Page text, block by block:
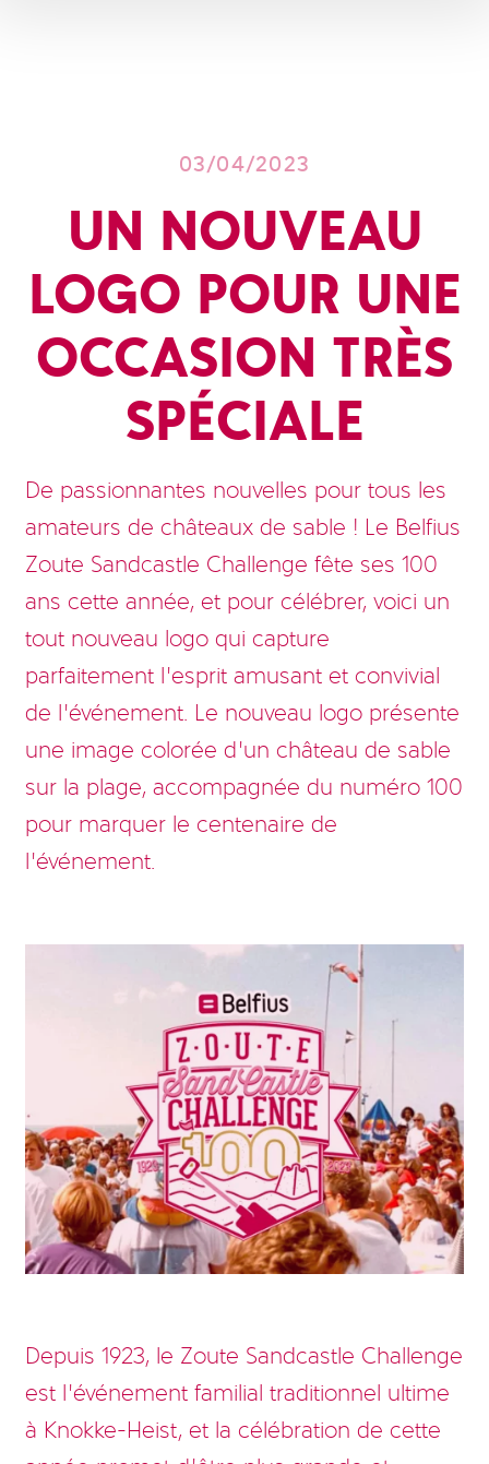
03/04/2023
UN NOUVEAU
LOGO POUR UNE
OCCASION TRÈS
SPÉCIALE
De passionnantes nouvelles pour tous les
amateurs de châteaux de sable ! Le Belfius
Zoute Sandcastle Challenge fête ses 100
ans cette année, et pour célébrer, voici un
tout nouveau logo qui capture
parfaitement l’esprit amusant et convivial
de l’événement. Le nouveau logo présente
une image colorée d’un château de sable
sur la plage, accompagnée du numéro 100
pour marquer le centenaire de
l’événement.
Depuis 1923, le Zoute Sandcastle Challenge
est l’événement familial traditionnel ultime
à Knokke-Heist, et la célébration de cette